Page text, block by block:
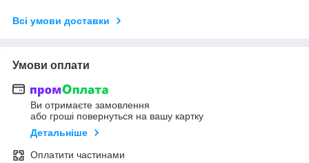
Всі умови доставки
Умови оплати
Ви отримаєте замовлення
або гроші повернуться на вашу картку
Детальніше
Оплатити частинами